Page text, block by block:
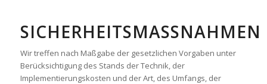
SICHERHEITSMASSNAHMEN
Wir treffen nach Maßgabe der gesetzlichen Vorgaben unter
Berücksichtigung des Stands der Technik, der
Implementierungskosten und der Art, des Umfangs, der